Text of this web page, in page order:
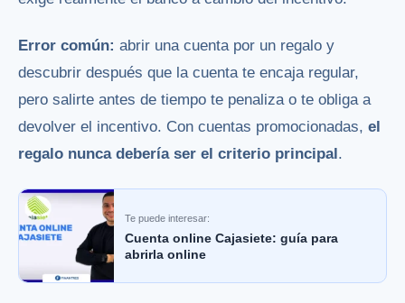
Error común: abrir una cuenta por un regalo y
descubrir después que la cuenta te encaja regular,
pero salirte antes de tiempo te penaliza o te obliga a
devolver el incentivo. Con cuentas promocionadas, el
regalo nunca debería ser el criterio principal .
Te puede interesar:
Cuenta online Cajasiete: guía para
abrirla online